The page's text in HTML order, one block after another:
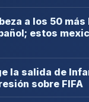
a los 50
estos
la salida de
sobre FIFA